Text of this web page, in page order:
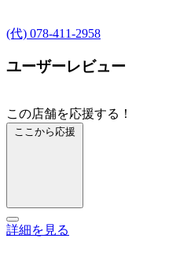
(代) 078-411-2958
ユーザーレビュー
この店舗を応援する！
ここから応援
詳細を見る